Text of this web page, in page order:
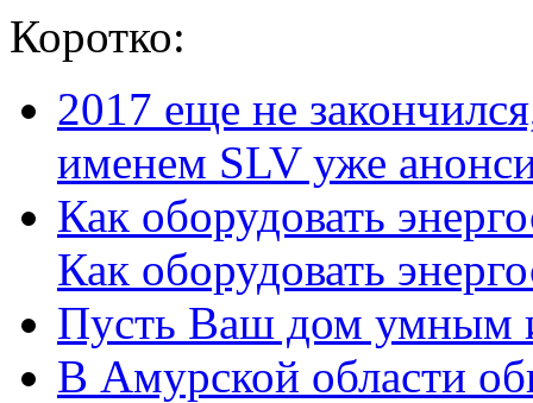
Коротко:
2017 еще не
именем SLV уже
Как оборудовать
Как оборудовать
Пусть Ваш дом умным
В Амурской области